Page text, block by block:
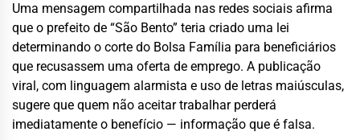
Uma mensagem compartilhada nas redes sociais afirma
que o prefeito de “São Bento” teria criado uma lei
determinando o corte do Bolsa Família para beneficiários
que recusassem uma oferta de emprego. A publicação
viral, com linguagem alarmista e uso de letras maiúsculas,
sugere que quem não aceitar trabalhar perderá
imediatamente o benefício — informação que é falsa.